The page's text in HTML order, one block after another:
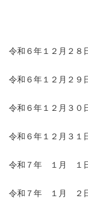
令和６年１２月２
令和６年１２月２
令和６年１２月３
令和６年１２月３
令和７年 １月 １
令和７年 １月 ２